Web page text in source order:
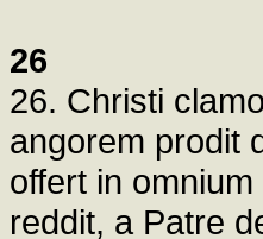
26
26. Christi
angorem prodit
offert in
reddit, a Patre